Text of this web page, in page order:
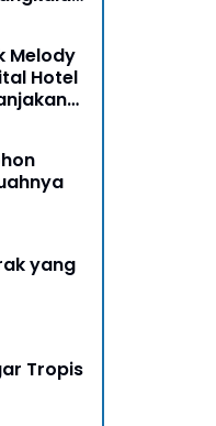
Melody
Hotel
yang
Tropis